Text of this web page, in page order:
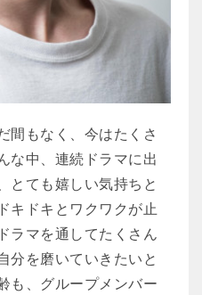
間もなく、今はたくさ
な中、連続ドラマに出
とても嬉しい気持ちと
キドキとワクワクが止
ラマを通してたくさん
分を磨いていきたいと
も、グループメンバー